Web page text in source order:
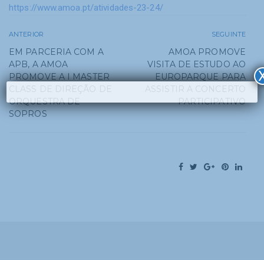
https://www.amoa.pt/atividades-23-24/
ANTERIOR
EM PARCERIA COM A
APB, A AMOA
PROMOVE A I MASTER
CLASS DE DIREÇÃO DE
ORQUESTRA DE
SOPROS
SEGUINTE
AMOA PROMOVE
VISITA DE ESTUDO AO
EUROPARQUE PARA
ASSISTIR A CONCERTO
PARTICIPATIVO